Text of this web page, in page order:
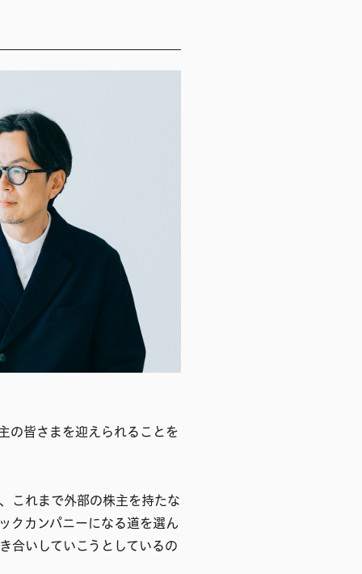
の皆さまを迎えられることを
これまで外部の株主を持たな
クカンパニーになる道を選ん
合いしていこうとしているの